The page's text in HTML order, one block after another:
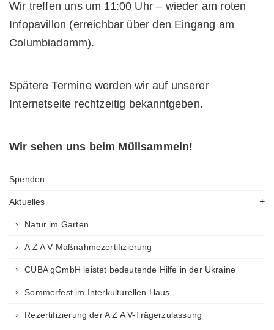
Wir treffen uns um 11:00 Uhr – wieder am roten
Infopavillon (erreichbar über den Eingang am
Columbiadamm).
Spätere Termine werden wir auf unserer
Internetseite rechtzeitig bekanntgeben.
Wir sehen uns beim Müllsammeln!
Spenden
Aktuelles
Natur im Garten
A Z A V-Maßnahmezertifizierung
CUBA gGmbH leistet bedeutende Hilfe in der Ukraine
Sommerfest im Interkulturellen Haus
Rezertifizierung der A Z A V-Trägerzulassung